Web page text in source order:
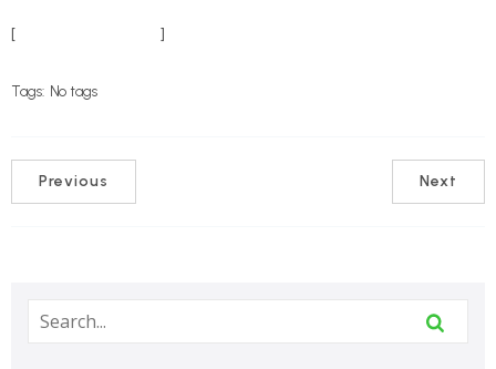
[Zu den Ranglisten]
Tags: No tags
Previous Next